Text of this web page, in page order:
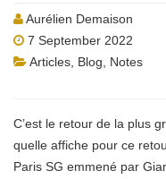
Aurélien Demaison
7 September 2022
Articles Blog
Notes
C’est le retour de la plus
quelle affiche pour ce
Paris SG emmené par